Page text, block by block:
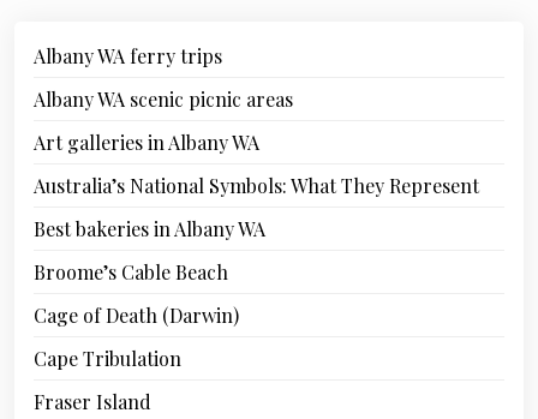
Albany WA ferry trips
Albany WA scenic picnic areas
Art galleries in Albany WA
Australia’s National Symbols: What They Represent
Best bakeries in Albany WA
Broome’s Cable Beach
Cage of Death (Darwin)
Cape Tribulation
Fraser Island